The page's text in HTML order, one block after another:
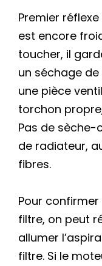
Premier
est encore
toucher, il
un séchage
une pièce
torchon
Pas de sèche-
de radiateur,
fibres.
Pour
filtre, on peut
allumer
filtre. Si le